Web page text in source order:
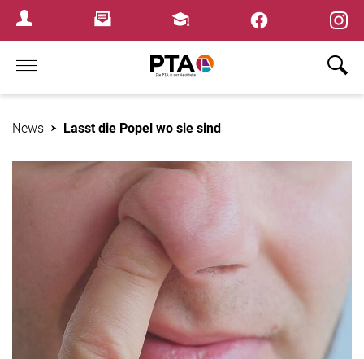
Login MenuNewsletterFortbildungen
Home
News Lasst die Popel wo sie sind
×